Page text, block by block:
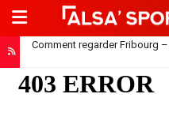
Comment regarder Fribourg